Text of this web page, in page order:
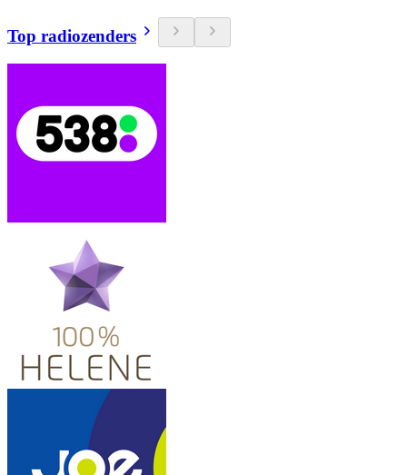
Top radiozenders